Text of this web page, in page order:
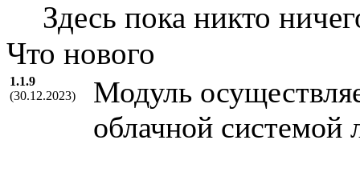
Здесь пока никто
Что нового
1.1.9
(30.12.2023)
Модуль
облачной системой